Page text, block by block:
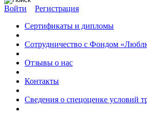
Войти
Регистрация
Сертификаты и дипломы
Сотрудничество с Фондом
Отзывы о нас
Контакты
Сведения о спецоценке условий